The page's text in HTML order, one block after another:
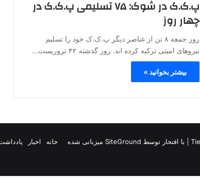
پ.ک.ک در شوک: ۷۵ تسلیمی پ.ک.ک در
چهار روز
روز جمعه ۸ تن از عناصر دیگر پ.ک.ک خود را تسلیم
نیروهای امیتی ترکیه کرده اند. روز گذشته ۴۲ تروریست…
بیشتر بخوانید »
| با افتخار توسط SiteGround میزبانی شده خانه اخبار